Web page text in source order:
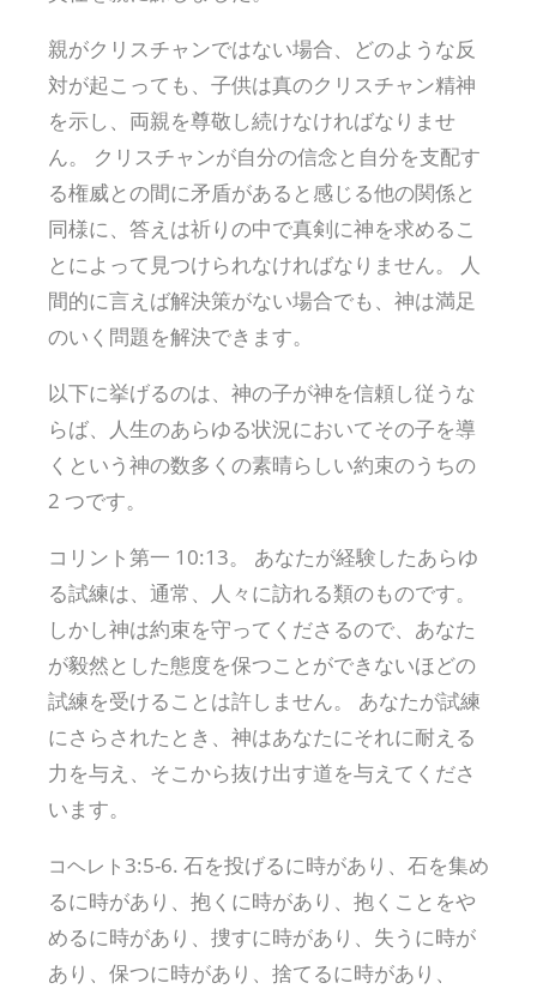
親がクリスチャンではない場合、どのような反
対が起こっても、子供は真のクリスチャン精神
を示し、両親を尊敬し続けなければなりませ
ん。 クリスチャンが自分の信念と自分を支配す
る権威との間に矛盾があると感じる他の関係と
同様に、答えは祈りの中で真剣に神を求めるこ
とによって見つけられなければなりません。 人
間的に言えば解決策がない場合でも、神は満足
のいく問題を解決できます。
以下に挙げるのは、神の子が神を信頼し従うな
らば、人生のあらゆる状況においてその子を導
くという神の数多くの素晴らしい約束のうちの
2 つです。
コリント第一 10:13。 あなたが経験したあらゆ
る試練は、通常、人々に訪れる類のものです。
しかし神は約束を守ってくださるので、あなた
が毅然とした態度を保つことができないほどの
試練を受けることは許しません。 あなたが試練
にさらされたとき、神はあなたにそれに耐える
力を与え、そこから抜け出す道を与えてくださ
います。
コヘレト3:5-6. 石を投げるに時があり、石を集め
るに時があり、抱くに時があり、抱くことをや
めるに時があり、捜すに時があり、失うに時が
あり、保つに時があり、捨てるに時があり、